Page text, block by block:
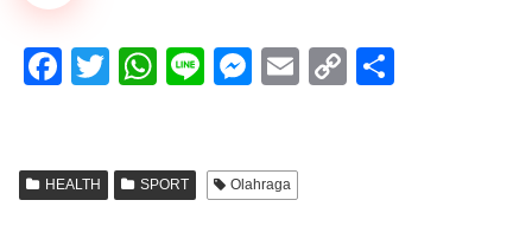
F
e
T
er
W
s
Li
M
e
E
C
HEALTH SPORT Olahraga